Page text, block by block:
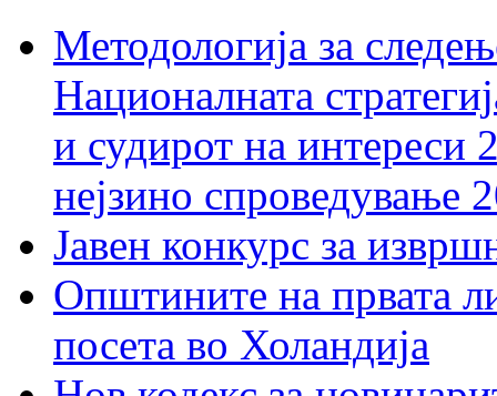
Методологија за
Националната
и судирот на интереси
нејзино спроведување
Јавен конкурс за
Општините на првата
посета во Холандија